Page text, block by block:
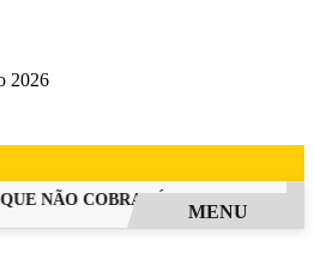
2026
NÃO COBRARÁ TAXA DE
MENU